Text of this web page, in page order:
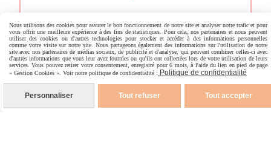
Bougies parfumées
Fondants parfumés et brûle-parfum
Objets parfumés
Nous utilisons des cookies pour assurer le bon fonctionnement de notre site et analyser notre trafic et pour
vous offrir une meilleure expérience à des fins de statistiques. Pour cela, nos partenaires et nous peuvent
utiliser des cookies ou d'autres technologies pour stocker et accéder à des informations personnelles
comme votre visite sur notre site. Nous partageons également des informations sur l'utilisation de notre
site avec nos partenaires de médias sociaux, de publicité et d'analyse, qui peuvent combiner celles-ci avec
d'autres informations que vous leur avez fournies ou qu'ils ont collectées lors de votre utilisation de leurs
services. Vous pouvez retirer votre consentement, enregistré pour 6 mois, à l'aide du lien en pied de page
« Gestion Cookies ». Voir notre politique de confidentialité : Politique de confidentialité
Personnaliser Tout refuser Tout accepter